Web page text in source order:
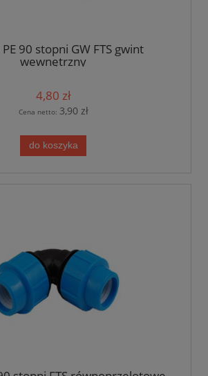
90 stopni GW FTS gwint
wewnętrzny
4,80 zł
Cena netto: 3,90 zł
do koszyka